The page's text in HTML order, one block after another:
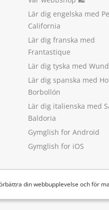
din webbupplevelse och för
Lär dig engelska med
California
Lär dig franska med
Frantastique
Lär dig tyska med
Lär dig spanska med
Borbollón
Lär dig italienska med
Baldoria
Gymglish for Android
Gymglish for iOS